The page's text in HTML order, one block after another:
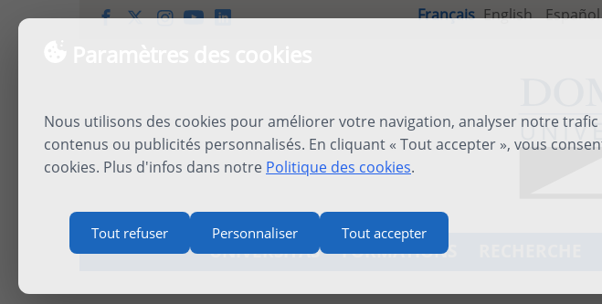
Nous utilisons des cookies pour améliorer votre navigation, analyser notre
contenus ou publicités personnalisés. En cliquant « Tout accepter », vous
cookies. Plus d'infos dans notre Politique des cookies.
Tout refuser Personnaliser Tout accepter
Français English Español
UNIVERSITAS FORMATIONS